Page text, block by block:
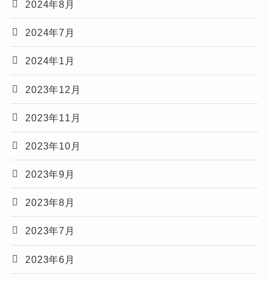
2024年8月
2024年7月
2024年1月
2023年12月
2023年11月
2023年10月
2023年9月
2023年8月
2023年7月
2023年6月